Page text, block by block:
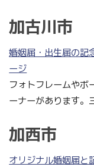
加古川市
婚姻届・出生届の記
ージ
フォトフレームやボ
ーナーがあります。
加西市
オリジナル婚姻届と